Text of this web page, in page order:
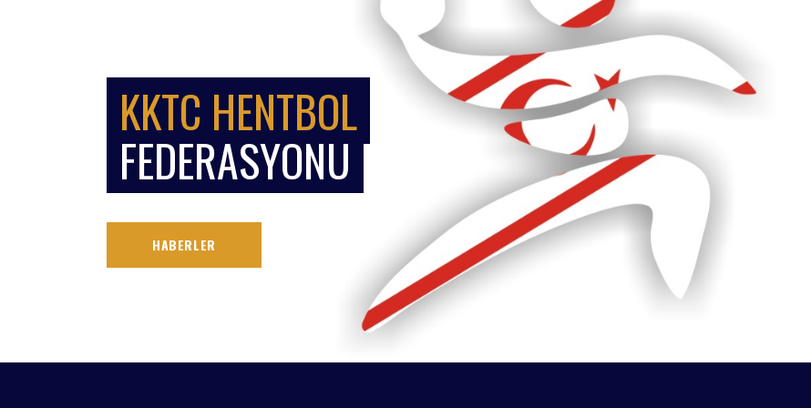
KKTC HENTBOL
FEDERASYONU
HABERLER